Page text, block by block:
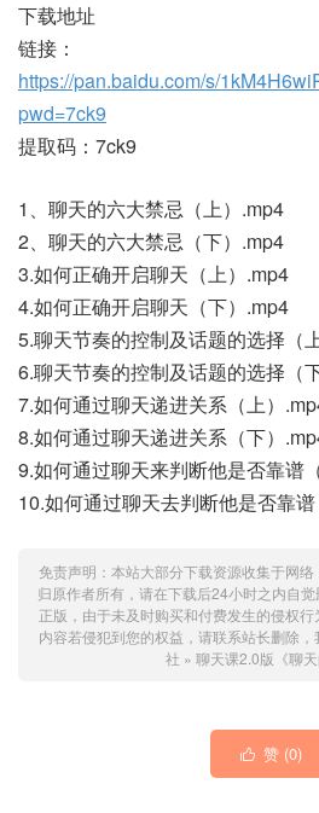
下载地址
链接：
https://pan.baidu.com/s/
pwd=7ck9
提取码：7ck9
1、聊天的六大禁忌（上）.mp4
2、聊天的六大禁忌（下）.mp4
3.如何正确开启聊天（上）.mp4
4.如何正确开启聊天（下）.mp4
5.聊天节奏的控制及话题的选择（
6.聊天节奏的控制及话题的选择（
7.如何通过聊天递进关系（上）
8.如何通过聊天递进关系（下）
9.如何通过聊天来判断他是否靠谱
10.如何通过聊天去判断他是否靠
免责声明：本站大部分下载资源收集于网
归原作者所有，请在下载后24小时之内自
正版，由于未及时购买和付费发生的侵权
内容若侵犯到您的权益，请联系站长删除，
社 » 聊天课2.0版《聊天
 赞 (0)